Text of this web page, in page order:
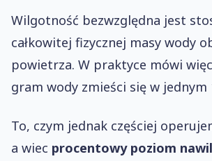
Wilgotność bezwzględna jest
całkowitej fizycznej masy wody
powietrza. W praktyce mówi
gram wody zmieści się w jednym
To, czym jednak częściej
a wiec procentowy poziom